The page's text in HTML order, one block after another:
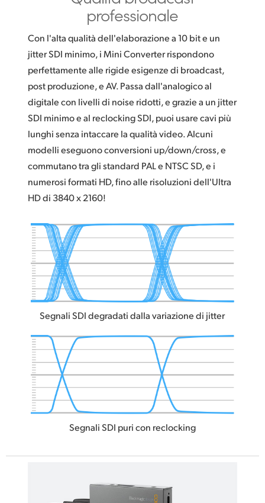
professionale
Con l'alta qualità dell'elaborazione a 10 bit e un
jitter SDI minimo, i Mini Converter rispondono
perfettamente alle rigide esigenze di broadcast,
post produzione, e AV. Passa dall'analogico al
digitale con livelli di noise ridotti, e grazie a un jitter
SDI minimo e al reclocking SDI, puoi usare cavi più
lunghi senza intaccare la qualità video. Alcuni
modelli eseguono conversioni up/down/cross, e
commutano tra gli standard PAL e NTSC SD, e i
numerosi formati HD, fino alle risoluzioni dell'Ultra
HD di 3840 x 2160!
Segnali SDI degradati dalla variazione di jitter
Segnali SDI puri con reclocking